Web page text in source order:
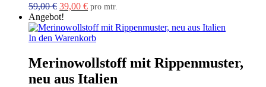
59,00€ Ursprünglicher
Preis
war:
59,00 €
39,00 €Aktueller
ist:
39,00 €.
pro mtr.
Angebot!
In den Warenkorb
Merinowollstoff mit Rippenmuster,
neu aus Italien